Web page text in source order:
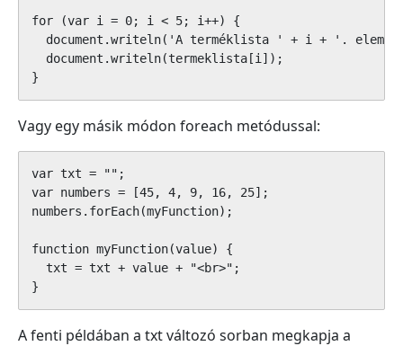
for (var i = 0; i < 5; i++) {
document.writeln('A terméklista ' + i + '. eleme:
  document.writeln(termeklista[i]);
}
Vagy egy másik módon foreach metódussal:
var txt = "";
var numbers = [45, 4, 9, 16, 25];
numbers.forEach(myFunction);
function myFunction(value) {
  txt = txt + value + "<br>";
}
A fenti példában a txt változó sorban megkapja a